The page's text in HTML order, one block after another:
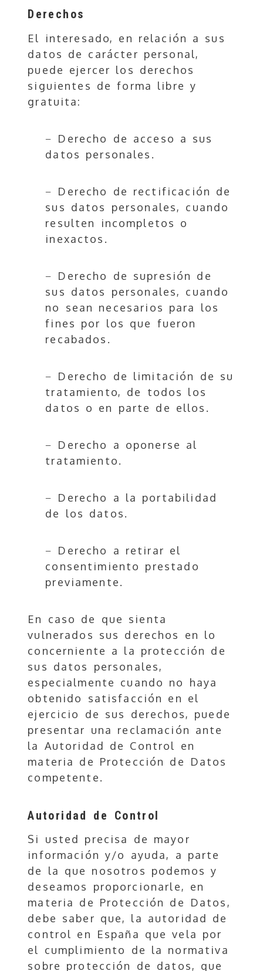
Derechos
El interesado, en relación a sus
datos de carácter personal,
puede ejercer los derechos
siguientes de forma libre y
gratuita:
− Derecho de acceso a sus
datos personales.
− Derecho de rectificación de
sus datos personales, cuando
resulten incompletos o
inexactos.
− Derecho de supresión de
sus datos personales, cuando
no sean necesarios para los
fines por los que fueron
recabados.
− Derecho de limitación de su
tratamiento, de todos los
datos o en parte de ellos.
− Derecho a oponerse al
tratamiento.
− Derecho a la portabilidad
de los datos.
− Derecho a retirar el
consentimiento prestado
previamente.
En caso de que sienta
vulnerados sus derechos en lo
concerniente a la protección de
sus datos personales,
especialmente cuando no haya
obtenido satisfacción en el
ejercicio de sus derechos, puede
presentar una reclamación ante
la Autoridad de Control en
materia de Protección de Datos
competente.
Autoridad de Control
Si usted precisa de mayor
información y/o ayuda, a parte
de la que nosotros podemos y
deseamos proporcionarle, en
materia de Protección de Datos,
debe saber que, la autoridad de
control en España que vela por
el cumplimiento de la normativa
sobre protección de datos, que